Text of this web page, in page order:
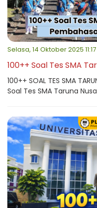
Selasa, 14 Oktober 2025
100++ Soal Tes SMA
100++ SOAL TES SMA
Soal Tes SMA Taruna